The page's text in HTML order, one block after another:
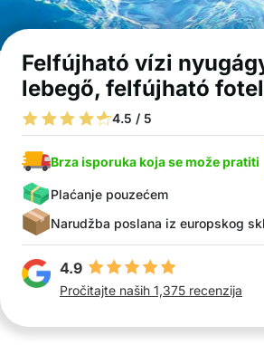
Felfújható vízi
lebegő, felfújható
4.5 / 5
Brza isporuka koja se može pratiti
Plaćanje pouzećem
Narudžba poslana iz europskog
4.9
Pročitajte naših 1,375 recenzija